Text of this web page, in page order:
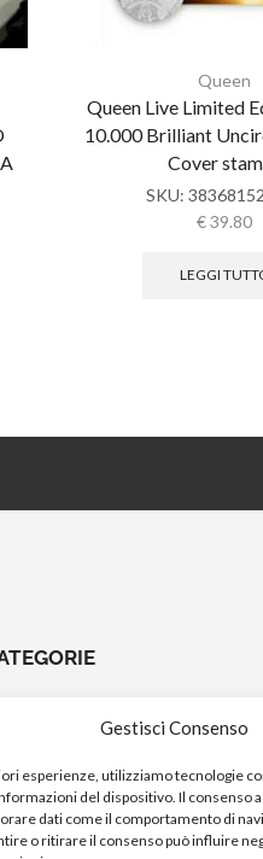
Gestisci Consenso
esperienze, utilizziamo tecnologie
del dispositivo. Il consenso
dati come il comportamento di
o ritirare il consenso può influire
Queen
Queen Live Limited
10.000 Brilliant
Cover
SKU:
€39.80
LEGGI
E ATTREZZI
MANUBRIO